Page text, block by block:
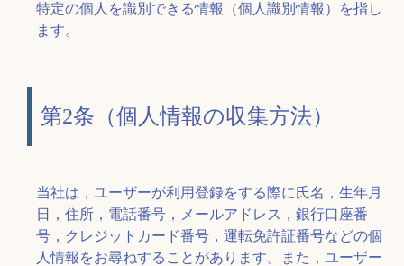
特定の個人を識別できる情報（個人識別情報）を指し
ます。
第2条（個人情報の収集方法）
当社は，ユーザーが利用登録をする際に氏名，生年月
日，住所，電話番号，メールアドレス，銀行口座番
号，クレジットカード番号，運転免許証番号などの個
人情報をお尋ねすることがあります。また，ユーザー